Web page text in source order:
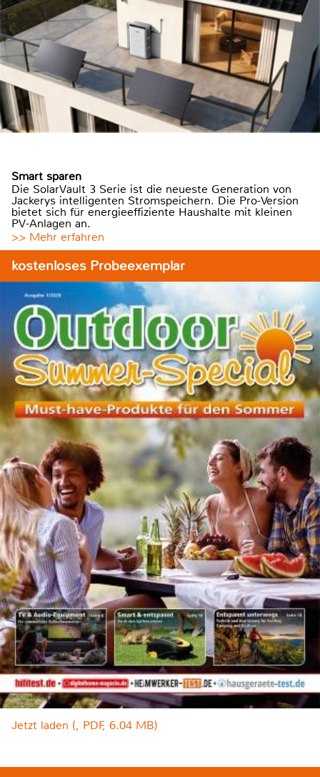
Smart sparen
Die SolarVault 3 Serie ist die neueste Generation von
Jackerys intelligenten Stromspeichern. Die Pro-Version
bietet sich für energieeffiziente Haushalte mit kleinen
PV-Anlagen an.
>> Mehr erfahren
kostenloses Probeexemplar
Jetzt laden (, PDF, 6.04 MB)